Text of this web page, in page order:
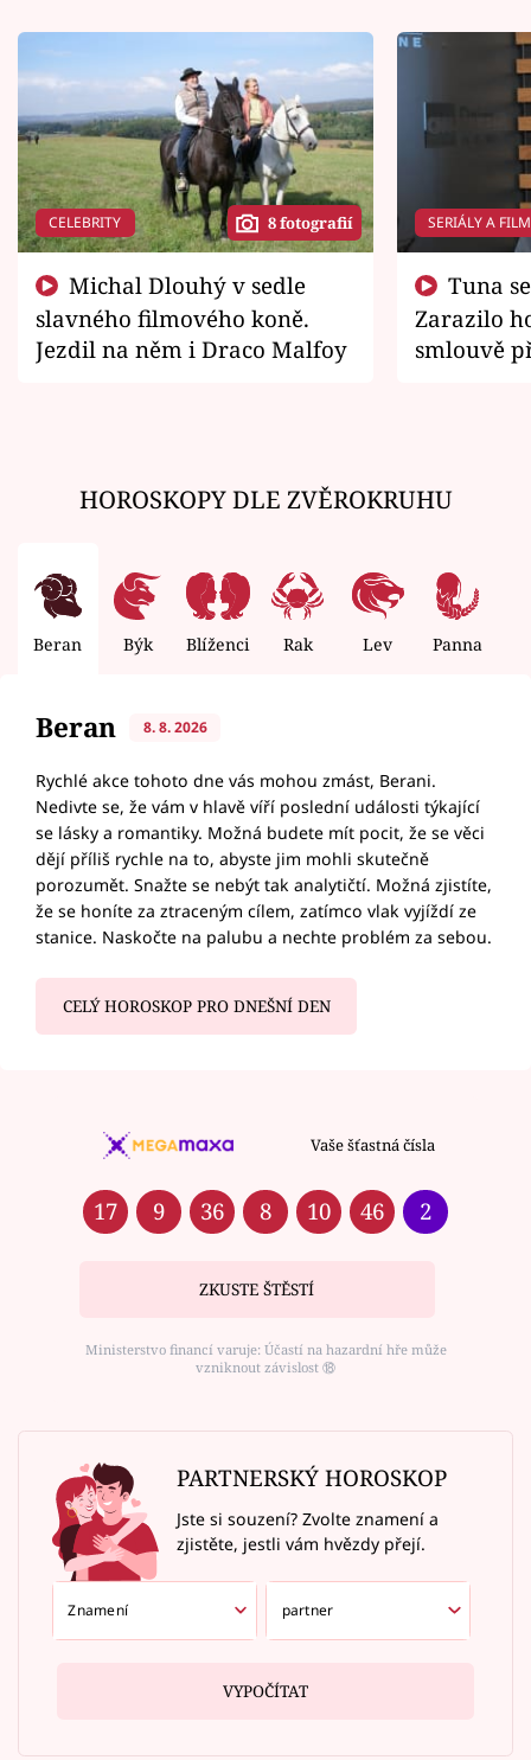
CELEBRITY 8 fotografií
slavného filmového koně.
Jezdil na něm i Draco Malfoy
SERIÁLY A
Zarazilo
smlouvě
HOROSKOPY DLE ZVĚROKRUHU
Beran Býk Blíženci Rak Lev Panna
Beran 8. 8. 2026
Rychlé akce tohoto dne vás mohou zmást, Berani.
Nedivte se, že vám v hlavě víří poslední události týkající
se lásky a romantiky. Možná budete mít pocit, že se věci
dějí příliš rychle na to, abyste jim mohli skutečně
porozumět. Snažte se nebýt tak analytičtí. Možná zjistíte,
že se honíte za ztraceným cílem, zatímco vlak vyjíždí ze
stanice. Naskočte na palubu a nechte problém za sebou.
CELÝ HOROSKOP PRO DNEŠNÍ DEN
Vaše šťastná čísla
17 9 36 8 10 46 2
ZKUSTE ŠTĚSTÍ
Ministerstvo financí varuje: Účastí na hazardní hře může
vzniknout závislost ⑱
PARTNERSKÝ HOROSKOP
Jste si souzení? Zvolte znamení a
zjistěte, jestli vám hvězdy přejí.
VYPOČÍTAT